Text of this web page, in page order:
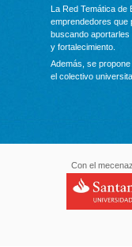
La Red Temática de
emprendedores que
buscando
y fortalecimiento.
Además, se
el colectivo
Con el